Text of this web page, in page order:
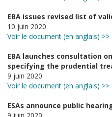
EBA issues revised list of
10 juin 2020
Voir le document (en anglais) >>
EBA launches consultation
specifying the prudential
9 juin 2020
Voir le document (en anglais) >>
ESAs announce public